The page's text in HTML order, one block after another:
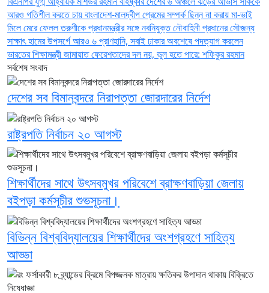
আরও গতিশীল করতে চায় বাংলাদেশ-মালদ্বীপপ্রেমের সম্পর্ক ছিন্ন না করায় মা-ভাই
মিলে মেরে ফেলল তরুণীকেপ্রধানমন্ত্রীর সঙ্গে নবনিযুক্ত নৌবাহিনী প্রধানের সৌজন্য
সাক্ষাৎহামের উপসর্গে আরও ৬ প্রাণহানি, সবাই ঢাকারঅবশেষে পদত্যাগ করলেন
ভারতের শিক্ষামন্ত্রীজামায়াত ফেরেশতাদের দল নয়, ভুল হতে পারে: শফিকুর রহমান
সর্বশেষ সংবাদ
দেশের সব বিমানবন্দরে নিরাপত্তা জোরদারের নির্দেশ
রাষ্ট্রপতি নির্বাচন ২০ আগস্ট
শিক্ষার্থীদের সাথে উৎসবমুখর পরিবেশে ব্রাক্ষণবাড়িয়া জেলায়
বইপড়া কর্মসূচীর শুভসূচনা।
বিভিন্ন বিশ্ববিদ্যালয়ের শিক্ষার্থীদের অংশগ্রহণে সাহিত্য
আড্ডা